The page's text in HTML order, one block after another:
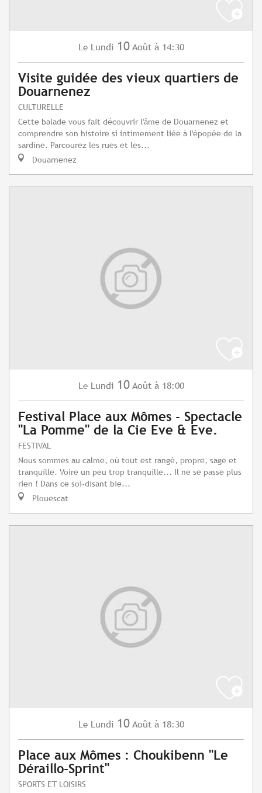
Le Lundi 10 Août à 14:30
Visite guidée des vieux quartiers de
Douarnenez
CULTURELLE
Cette balade vous fait découvrir l'âme de Douarnenez et
comprendre son histoire si intimement liée à l'épopée de la
sardine. Parcourez les rues et les...
Douarnenez
Le Lundi 10 Août à 18:00
Festival Place aux Mômes - Spectacle
"La Pomme" de la Cie Eve & Eve.
FESTIVAL
Nous sommes au calme, où tout est rangé, propre, sage et
tranquille. Voire un peu trop tranquille... Il ne se passe plus
rien ! Dans ce soi-disant bie...
Plouescat
Le Lundi 10 Août à 18:30
Place aux Mômes : Choukibenn "Le
Déraillo-Sprint"
SPORTS ET LOISIRS